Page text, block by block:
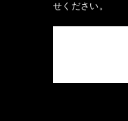
せください。